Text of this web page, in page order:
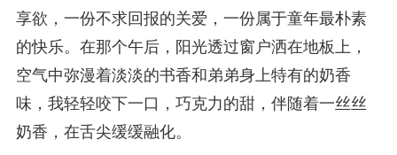
享欲，一份不求回报的关爱，一份属于童年最朴素
的快乐。在那个午后，阳光透过窗户洒在地板上，
空气中弥漫着淡淡的书香和弟弟身上特有的奶香
味，我轻轻咬下一口，巧克力的甜，伴随着一丝丝
奶香，在舌尖缓缓融化。